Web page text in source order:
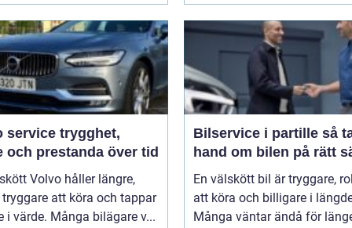
trygghet,
och prestanda över tid
Volvo håller längre,
att köra och tappar
i värde. Många bilägare v...
Bilservice i partille så tar du
hand om bilen på rätt
En välskött bil är tryggare,
att köra och billigare i
Många väntar ändå för